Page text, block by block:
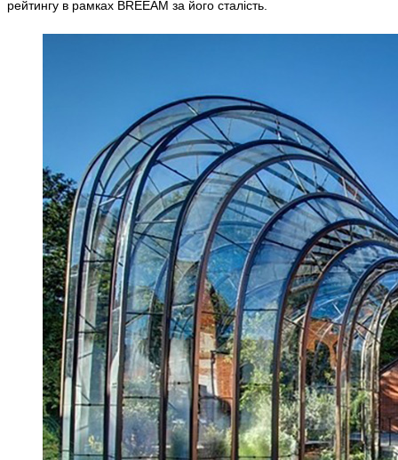
рейтингу в рамках BREEAM за його сталість.